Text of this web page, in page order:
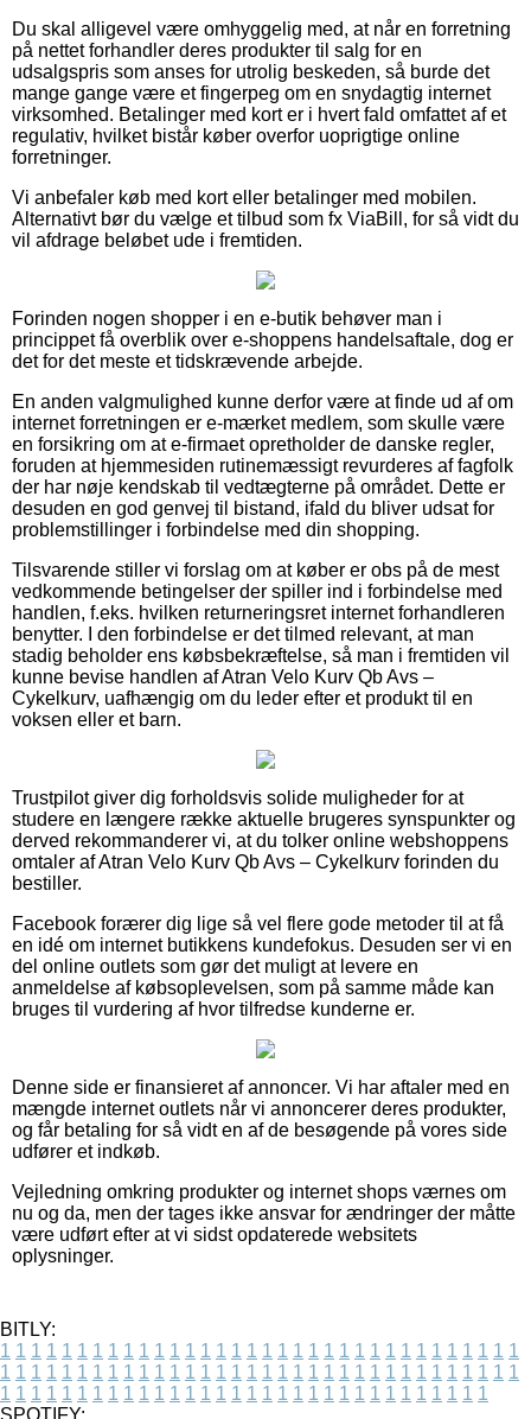
Du skal alligevel være omhyggelig med, at når en forretning
på nettet forhandler deres produkter til salg for en
udsalgspris som anses for utrolig beskeden, så burde det
mange gange være et fingerpeg om en snydagtig internet
virksomhed. Betalinger med kort er i hvert fald omfattet af et
regulativ, hvilket bistår køber overfor uoprigtige online
forretninger.
Vi anbefaler køb med kort eller betalinger med mobilen.
Alternativt bør du vælge et tilbud som fx ViaBill, for så vidt du
vil afdrage beløbet ude i fremtiden.
Forinden nogen shopper i en e-butik behøver man i
princippet få overblik over e-shoppens handelsaftale, dog er
det for det meste et tidskrævende arbejde.
En anden valgmulighed kunne derfor være at finde ud af om
internet forretningen er e-mærket medlem, som skulle være
en forsikring om at e-firmaet opretholder de danske regler,
foruden at hjemmesiden rutinemæssigt revurderes af fagfolk
der har nøje kendskab til vedtægterne på området. Dette er
desuden en god genvej til bistand, ifald du bliver udsat for
problemstillinger i forbindelse med din shopping.
Tilsvarende stiller vi forslag om at køber er obs på de mest
vedkommende betingelser der spiller ind i forbindelse med
handlen, f.eks. hvilken returneringsret internet forhandleren
benytter. I den forbindelse er det tilmed relevant, at man
stadig beholder ens købsbekræftelse, så man i fremtiden vil
kunne bevise handlen af Atran Velo Kurv Qb Avs –
Cykelkurv, uafhængig om du leder efter et produkt til en
voksen eller et barn.
Trustpilot giver dig forholdsvis solide muligheder for at
studere en længere række aktuelle brugeres synspunkter og
derved rekommanderer vi, at du tolker online webshoppens
omtaler af Atran Velo Kurv Qb Avs – Cykelkurv forinden du
bestiller.
Facebook forærer dig lige så vel flere gode metoder til at få
en idé om internet butikkens kundefokus. Desuden ser vi en
del online outlets som gør det muligt at levere en
anmeldelse af købsoplevelsen, som på samme måde kan
bruges til vurdering af hvor tilfredse kunderne er.
Denne side er finansieret af annoncer. Vi har aftaler med en
mængde internet outlets når vi annoncerer deres produkter,
og får betaling for så vidt en af de besøgende på vores side
udfører et indkøb.
Vejledning omkring produkter og internet shops værnes om
nu og da, men der tages ikke ansvar for ændringer der måtte
være udført efter at vi sidst opdaterede websitets
oplysninger.
BITLY:
1 1 1 1 1 1 1 1 1 1 1 1 1 1 1 1 1 1 1 1 1 1 1 1 1 1 1 1 1 1 1 1 1 1
1 1 1 1 1 1 1 1 1 1 1 1 1 1 1 1 1 1 1 1 1 1 1 1 1 1 1 1 1 1 1 1 1 1
1 1 1 1 1 1 1 1 1 1 1 1 1 1 1 1 1 1 1 1 1 1 1 1 1 1 1 1 1 1 1 1
SPOTIFY: